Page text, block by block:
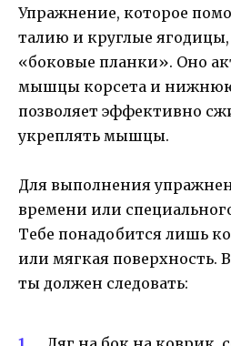
Упражнение, которое
талию и круглые ягодицы,
«боковые планки». Оно
мышцы корсета и нижнюю
позволяет эффективно
укреплять мышцы.
Для выполнения
времени или
Тебе понадобится лишь
или мягкая поверхность.
ты должен следовать: